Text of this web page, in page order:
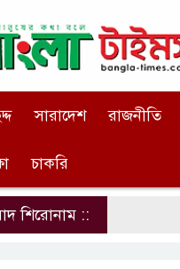
সারাদেশ রাজনীতি
চাকরি
শিরোনাম ::